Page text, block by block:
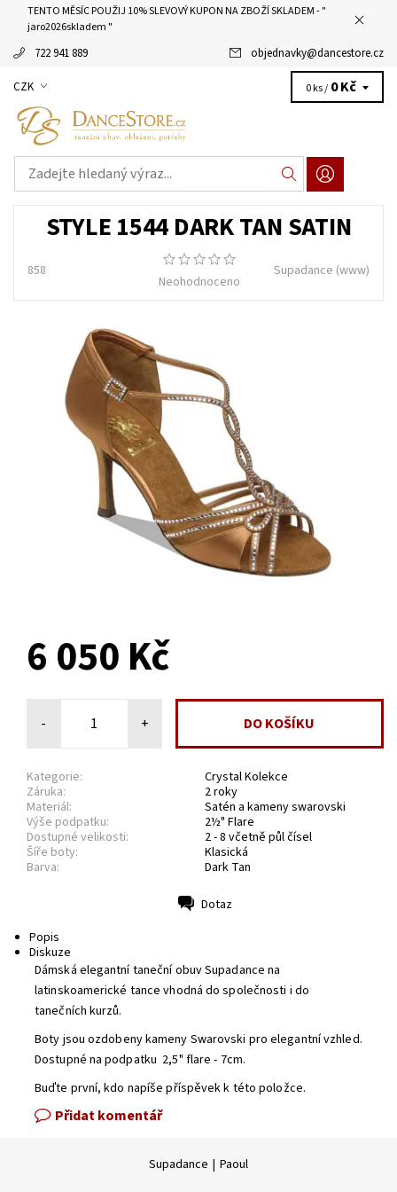
TENTO MĚSÍC POUŽIJ 10% SLEVOVÝ KUPON NA ZBOŽÍ SKLADEM - "
jaro2026skladem "
722 941 889 objednavky@dancestore.cz
CZK 0 ks / 0 Kč
STYLE 1544 DARK TAN SATIN
858
Neohodnoceno
Supadance (www)
6 050 Kč
- +
Kategorie:
Crystal Kolekce
Záruka:
2 roky
Materiál:
Satén a kameny swarovski
Výše podpatku:
2½" Flare
Dostupné velikosti:
2 - 8 včetně půl čísel
Šíře boty:
Klasická
Barva:
Dark Tan
Dotaz
Popis
Diskuze
Dámská elegantní taneční obuv Supadance na
latinskoamerické tance vhodná do společnosti i do
tanečních kurzů.
Boty jsou ozdobeny kameny Swarovski pro elegantní vzhled.
Dostupné na podpatku 2,5" flare - 7cm.
Buďte první, kdo napíše příspěvek k této položce.
Přidat komentář
Supadance | Paoul